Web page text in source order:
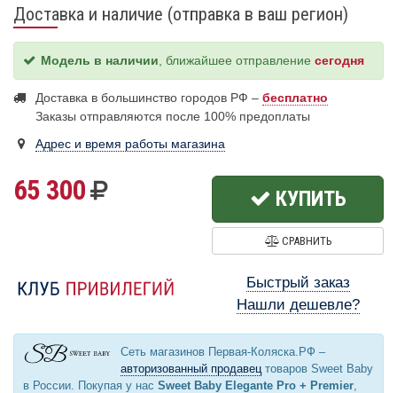
Доставка и наличие (отправка в ваш регион)
Модель в наличии , ближайшее отправление сегодня
Доставка в большинство городов РФ – бесплатно
Заказы отправляются после 100% предоплаты
Адрес и время работы магазина
65 300 КУПИТЬ
СРАВНИТЬ
Быстрый заказ
Нашли дешевле?
Сеть магазинов Первая-Коляска.РФ –
авторизованный продавецтоваров Sweet Baby
в России. Покупая у нас Sweet Baby Elegante Pro + Premier,